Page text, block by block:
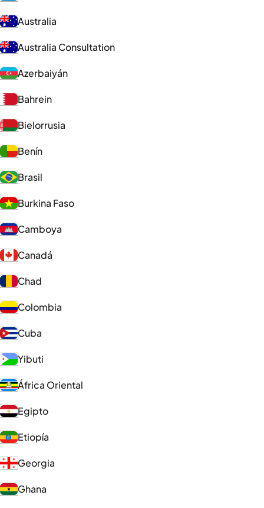
Australia
Australia Consultation
Azerbaiyán
Bahrein
Bielorrusia
Benín
Brasil
Burkina Faso
Camboya
Canadá
Chad
Colombia
Cuba
Yibuti
África Oriental
Egipto
Etiopía
Georgia
Ghana